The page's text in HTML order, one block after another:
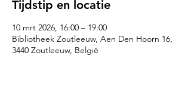
Tijdstip en locatie
10 mrt 2026, 16:00 – 19:00
Bibliotheek Zoutleeuw, Aen Den Hoorn 16,
3440 Zoutleeuw, België